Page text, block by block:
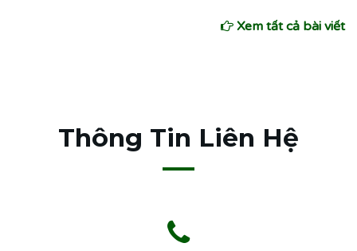
Xem tất cả bài viết
Thông Tin Liên Hệ